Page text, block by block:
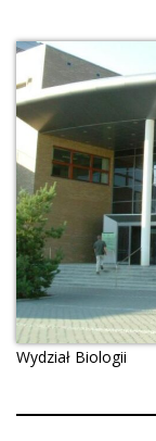
Wydział Biologii